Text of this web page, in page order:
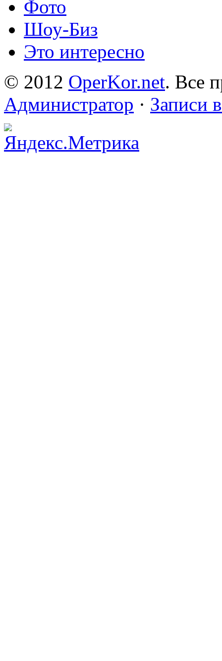
Фото
Шоу-Биз
Это интересно
© 2012 OperKor.net. Все
Администратор · Записи